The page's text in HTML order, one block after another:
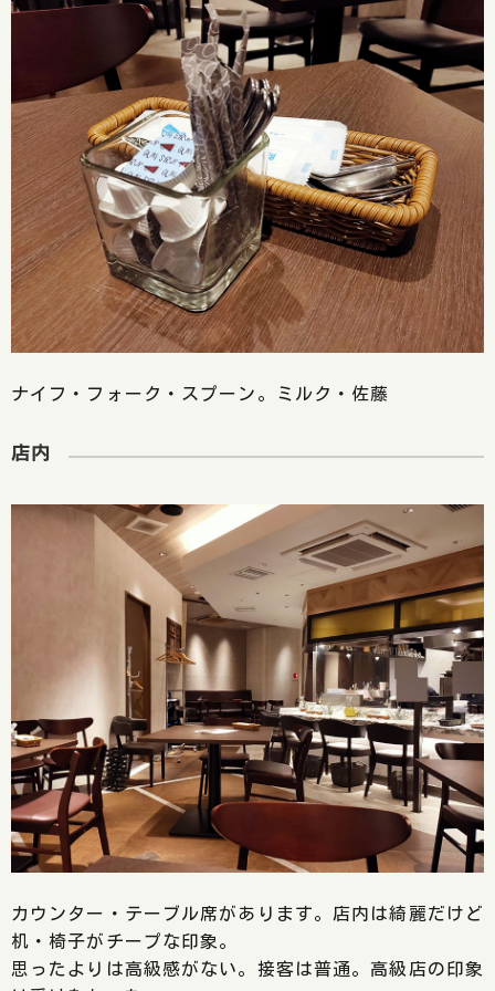
ナイフ・フォーク・スプーン。ミルク・佐藤
店内
カウンター・テーブル席があります。店内は綺麗だけど
机・椅子がチープな印象。
思ったよりは高級感がない。接客は普通。高級店の印象